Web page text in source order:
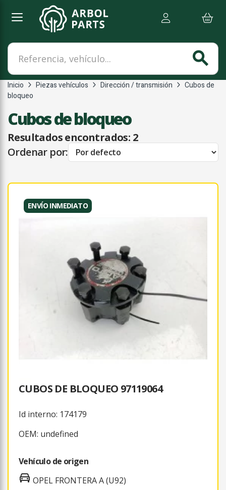
Referencia, vehículo...
search
Inicio Piezas vehículos Dirección / transmisión
Cubos de
bloqueo
Cubos de bloqueo
Resultados encontrados: 2
Ordenar por:
ENVÍO INMEDIATO
CUBOS DE BLOQUEO 97119064
Id interno: 174179
OEM: undefined
Vehículo de origen
OPEL FRONTERA A (U92)